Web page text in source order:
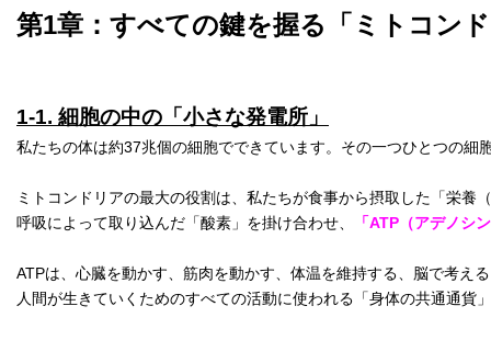
第1章：すべての鍵を握る「ミトコン
1-1. 細胞の中の「小さな発電所」
私たちの体は約37兆個の細胞でできています。その一つひとつの細
ミトコンドリアの最大の役割は、私たちが食事から摂取した「栄養
呼吸によって取り込んだ「酸素」を掛け合わせ、
「ATP（アデノシ
ATPは、心臓を動かす、筋肉を動かす、体温を維持する、脳で考え
人間が生きていくためのすべての活動に使われる「身体の共通通貨